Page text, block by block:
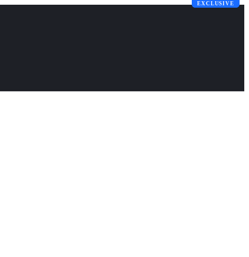
EXCLUSIVE
EXCLUSIVE